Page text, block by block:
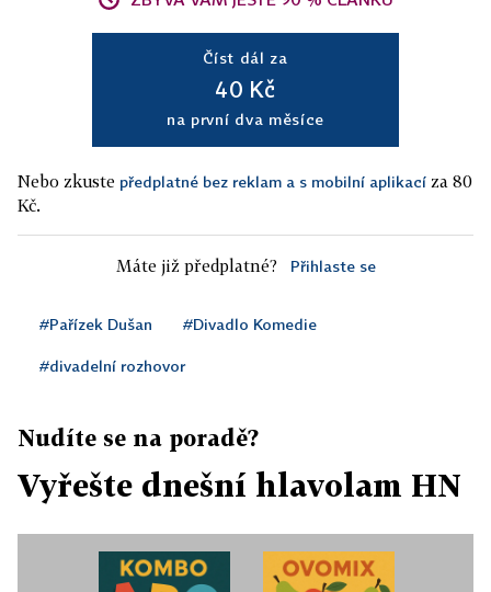
Číst dál za
40 Kč
na první dva měsíce
Nebo zkuste předplatné bez reklam a s mobilní aplikací za 80
Kč.
Máte již předplatné? Přihlaste se
#Pařízek Dušan #Divadlo Komedie
#divadelní rozhovor
Nudíte se na poradě?
Vyřešte dnešní hlavolam HN